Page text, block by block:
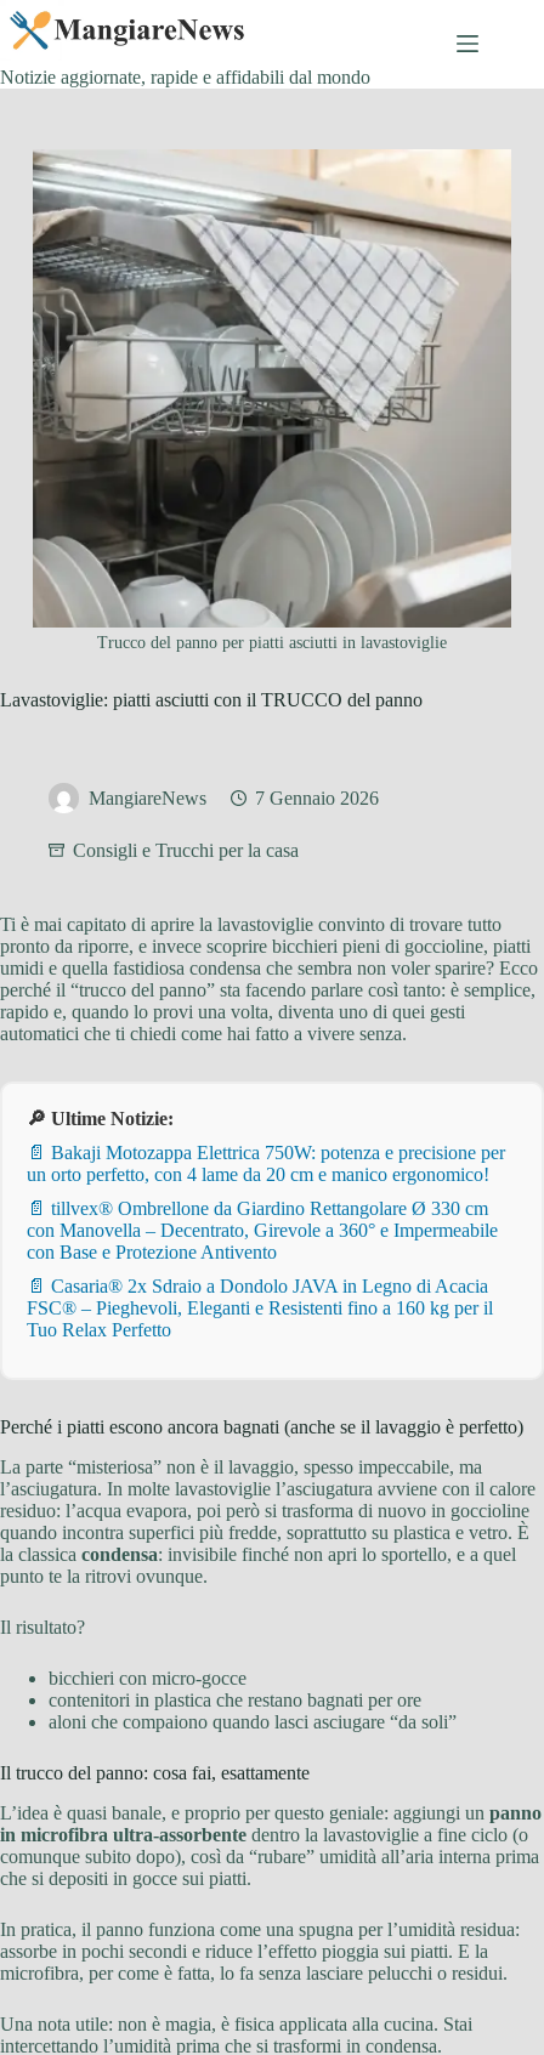
Salta
contenuto
Notizie aggiornate, rapide e affidabili dal mondo
Trucco del panno per piatti asciutti in lavastoviglie
Lavastoviglie: piatti asciutti con il TRUCCO del panno
MangiareNews 7 Gennaio 2026
Consigli e Trucchi per la casa
Ti è mai capitato di aprire la lavastoviglie convinto di trovare tutto
pronto da riporre, e invece scoprire bicchieri pieni di goccioline, piatti
umidi e quella fastidiosa condensa che sembra non voler sparire? Ecco
perché il “trucco del panno” sta facendo parlare così tanto: è semplice,
rapido e, quando lo provi una volta, diventa uno di quei gesti
automatici che ti chiedi come hai fatto a vivere senza.
🔎 Ultime Notizie:
📄 Bakaji Motozappa Elettrica 750W: potenza e precisione per
un orto perfetto, con 4 lame da 20 cm e manico ergonomico!
📄 tillvex® Ombrellone da Giardino Rettangolare Ø 330 cm
con Manovella – Decentrato, Girevole a 360° e Impermeabile
con Base e Protezione Antivento
📄 Casaria® 2x Sdraio a Dondolo JAVA in Legno di Acacia
FSC® – Pieghevoli, Eleganti e Resistenti fino a 160 kg per il
Tuo Relax Perfetto
Perché i piatti escono ancora bagnati (anche se il lavaggio è perfetto)
La parte “misteriosa” non è il lavaggio, spesso impeccabile, ma
l’asciugatura. In molte lavastoviglie l’asciugatura avviene con il calore
residuo: l’acqua evapora, poi però si trasforma di nuovo in goccioline
quando incontra superfici più fredde, soprattutto su plastica e vetro. È
la classica condensa: invisibile finché non apri lo sportello, e a quel
punto te la ritrovi ovunque.
Il risultato?
bicchieri con micro-gocce
contenitori in plastica che restano bagnati per ore
aloni che compaiono quando lasci asciugare “da soli”
Il trucco del panno: cosa fai, esattamente
L’idea è quasi banale, e proprio per questo geniale: aggiungi un panno
in microfibra ultra-assorbente dentro la lavastoviglie a fine ciclo (o
comunque subito dopo), così da “rubare” umidità all’aria interna prima
che si depositi in gocce sui piatti.
In pratica, il panno funziona come una spugna per l’umidità residua:
assorbe in pochi secondi e riduce l’effetto pioggia sui piatti. E la
microfibra, per come è fatta, lo fa senza lasciare pelucchi o residui.
Una nota utile: non è magia, è fisica applicata alla cucina. Stai
intercettando l’umidità prima che si trasformi in condensa.